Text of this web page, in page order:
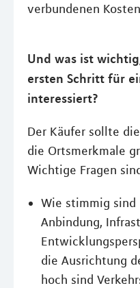
verbundenen
Und was ist
ersten Schritt für
interessiert?
Der Käufer sollte
die Ortsmerkmale
Wichtige Fragen
Wie stimmig sind
Anbindung,
die Ausrichtung
hoch sind